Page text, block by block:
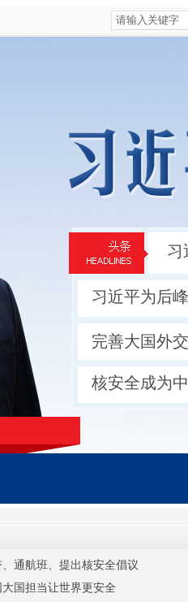
习
习近平为后
完善大国外
核安全成为
通航班、提出核安全倡议
国担当让世界更安全